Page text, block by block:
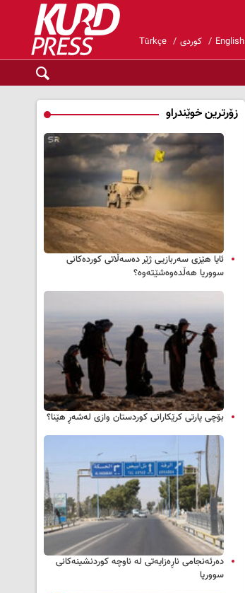
English کوردی Türkçe
زۆرترین خوێندراو
ئایا هێزی سەربازیی ژێر دەسەڵاتی کوردەکانی
سووریا هەڵدەوەشێتەوە؟
بۆچی پارتی کرێکارانی کوردستان وازی لەشەڕ هێنا؟
دەرئەنجامی ناڕەزایەتی لە ناوچە کوردنشینەکانی
سووریا